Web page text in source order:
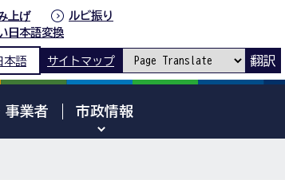
上げ
ルビ振り
日本語変換
本語 サイトマップ 翻訳
事業者 市政情報